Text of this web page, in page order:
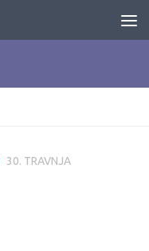
30. TRAVNJA